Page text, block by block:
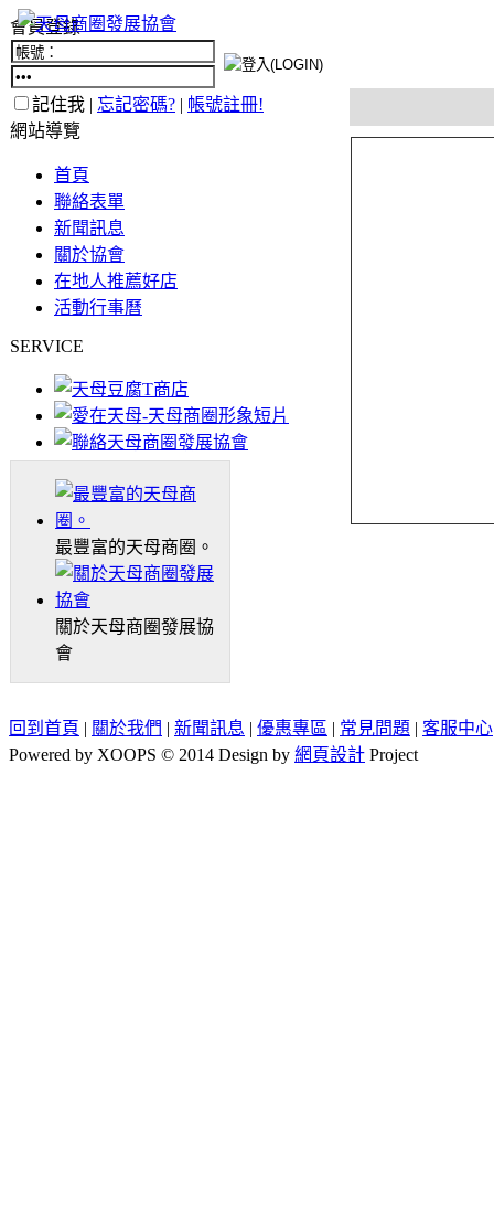
會員登錄
記住我 | 忘記密碼? | 帳號註冊!
網站導覽
首頁
聯絡表單
新聞訊息
關於協會
在地人推薦好店
活動行事曆
SERVICE
最豐富的天母商圈。
關於天母商圈發展協
會
回到首頁 | 關於我們 | 新聞訊息 | 優惠專區 | 常見問題 | 客服中心
Powered by XOOPS © 2014 Design by 網頁設計 Project